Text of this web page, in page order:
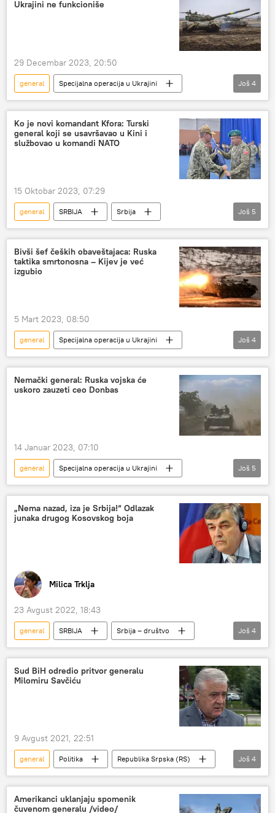
Portugalija
rezolucija 1244
Ukrajini ne funkcioniše
29 Decembar 2023, 20:50
general
Specijalna operacija u Ukrajini
Specijalna vojna operacija u Ukrajini – vesti
Rusija
taktika Ukrajina
Još 4
Ko je novi komandant Kfora: Turski
general koji se usavršavao u Kini i
službovao u komandi NATO
15 Oktobar 2023, 07:29
general SRBIJA
Srbija
Srbija – politika
Kosovo i Metohija (KiM)
Kfor
Turska komanda
Još 5
Bivši šef čeških obaveštajaca: Ruska
taktika smrtonosna – Kijev je već
izgubio
5 Mart 2023, 08:50
general
Specijalna operacija u Ukrajini
Specijalna vojna operacija u Ukrajini – vesti
Ukrajina
Rusija Češka
Još 4
Nemački general: Ruska vojska će
uskoro zauzeti ceo Donbas
14 Januar 2023, 07:10
general
Specijalna operacija u Ukrajini
Specijalna vojna operacija u Ukrajini – vesti
Rusija
Ukrajina
Donbas
Nemačka
Još 5
„Nema nazad, iza je Srbija!“ Odlazak
junaka drugog Kosovskog boja
Milica Trklja
23 Avgust 2022, 18:43
general SRBIJA
Srbija – društvo
Božidar Delić
Vladimir Lazarević
Ljubinko Đurković
pukovnik
Još 4
Sud BiH odredio pritvor generalu
Milomiru Savčiću
9 Avgust 2021, 22:51
general Politika
Republika Srpska (RS)
pritvor
Sud BiH
Milomir Savčić
Region
Još 4
Amerikanci uklanjaju spomenik
čuvenom generalu /video/